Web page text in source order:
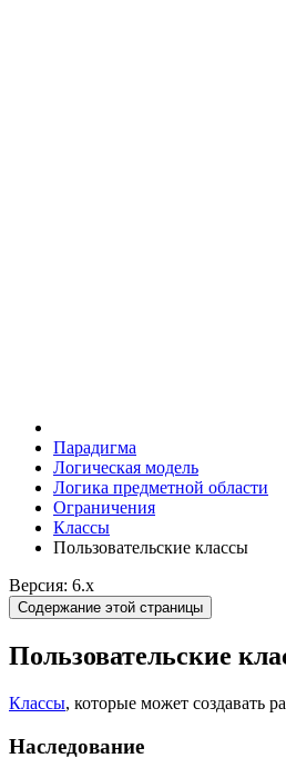
Парадигма
Логическая модель
Логика предметной области
Ограничения
Классы
Пользовательские классы
Версия: 6.x
Содержание этой страницы
Пользовательские
Классы, которые может создавать
Наследование